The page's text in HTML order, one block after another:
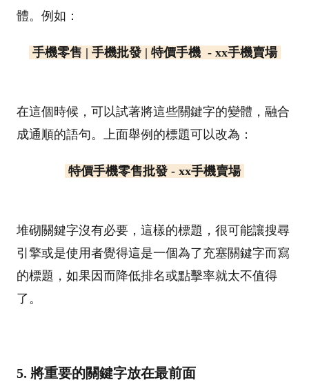
體。例如：
手機零售 | 手機批發 | 特價手機 - xx手機賣場
在這個時候，可以試著將這些關鍵字的變體，融合
成通順的語句。上面舉例的標題可以改為：
特價手機零售批發 - xx手機賣場
堆砌關鍵字沒有必要，這樣的標題，很可能讓搜尋
引擎或是使用者覺得這是一個為了充塞關鍵字而寫
的標題，如果因而降低排名或點擊率就太不值得
了。
5. 將重要的關鍵字放在最前面